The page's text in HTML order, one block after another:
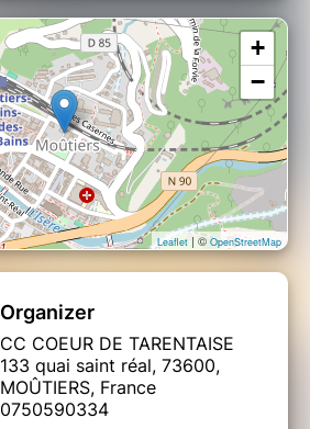
+
−
Leaflet | © OpenStreetMap
Organizer
CC COEUR DE TARENTAISE
133 quai saint réal, 73600,
MOÛTIERS, France
0750590334